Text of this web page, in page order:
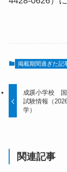
掲載期間過ぎた記
成蹊小学校
試験情報（
学）
関連記事